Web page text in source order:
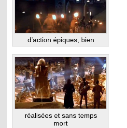
d’action épiques, bien
réalisées et sans temps
mort